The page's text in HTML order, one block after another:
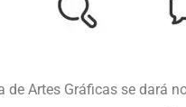
de Artes Gráficas se dará